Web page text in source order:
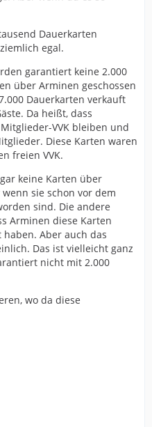
Dauerkarten
egal.
garantiert keine 2.000
über Arminen geschossen
Dauerkarten verkauft
Da heißt, dass
VVK bleiben und
Diese Karten waren
freien VVK.
keine Karten über
sie schon vor dem
sind. Die andere
Arminen diese Karten
Aber auch das
Das ist vielleicht ganz
nicht mit 2.000
wo da diese